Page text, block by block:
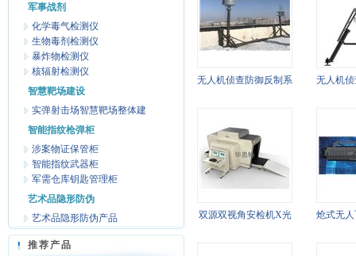
军事战剂
化学毒气检测仪
生物毒剂检测仪
暴炸物检测仪
核辐射检测仪
智慧靶场建设
实弹射击场智慧靶场整体建
智能指纹枪弹柜
涉案物证保管柜
智能指纹武器柜
军需仓库钥匙管理柜
艺术品隐形防伪
艺术品隐形防伪产品
推荐产品
无人机侦查防御反制系
踪+全向反制)/特警反
恐防爆应急装备器材
无人机
双源双视角安检机X光 炝式无